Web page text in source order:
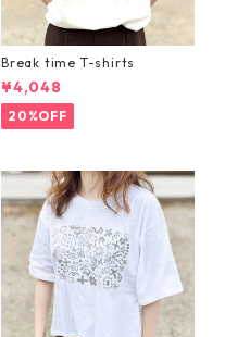
Break time T-shirts
¥4,048
20%OFF